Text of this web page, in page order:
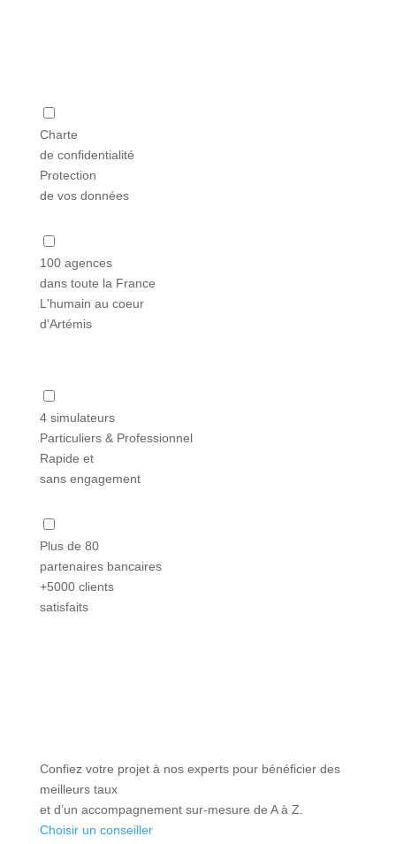
Charte
de confidentialité
Protection
de vos données
100 agences
dans toute la France
L'humain au coeur
d'Artémis
4 simulateurs
Particuliers & Professionnel
Rapide et
sans engagement
Plus de 80
partenaires bancaires
+5000 clients
satisfaits
Confiez votre projet à nos experts pour bénéficier des
meilleurs taux
et d’un accompagnement sur-mesure de A à Z.
Choisir un conseiller